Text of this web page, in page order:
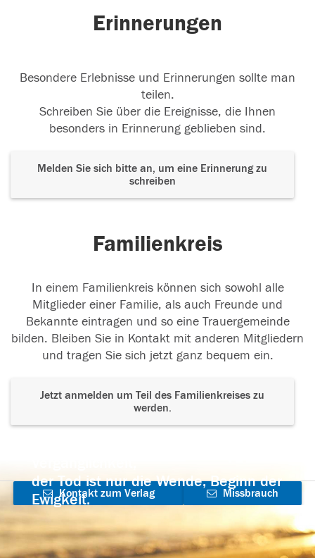
Erinnerungen
Besondere Erlebnisse und Erinnerungen sollte man
teilen.
Schreiben Sie über die Ereignisse, die Ihnen
besonders in Erinnerung geblieben sind.
Melden Sie sich bitte an, um eine Erinnerung zu
schreiben
Familienkreis
In einem Familienkreis können sich sowohl alle
Mitglieder einer Familie, als auch Freunde und
Bekannte eintragen und so eine Trauergemeinde
bilden. Bleiben Sie in Kontakt mit anderen Mitgliedern
und tragen Sie sich jetzt ganz bequem ein.
Jetzt anmelden um Teil des Familienkreises zu
werden.
der Tod ist nur die Wende, Beginn der
Ewigkeit.
Kontakt zum Verlag
aufnehmen
Missbrauch